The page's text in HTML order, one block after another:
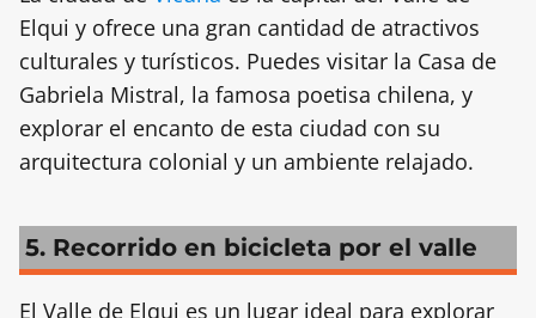
Elqui y ofrece una gran cantidad de atractivos
culturales y turísticos. Puedes visitar la Casa de
Gabriela Mistral, la famosa poetisa chilena, y
explorar el encanto de esta ciudad con su
arquitectura colonial y un ambiente relajado.
5. Recorrido en bicicleta por el valle
El Valle de Elqui es un lugar ideal para explorar